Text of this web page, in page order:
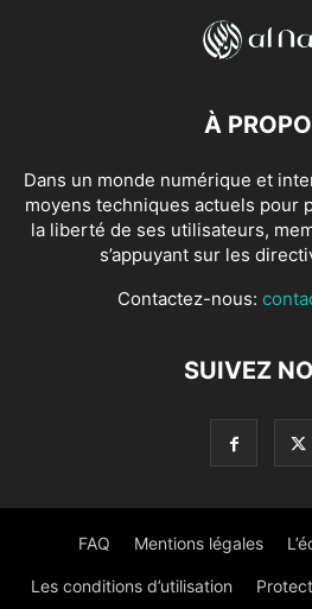
À
Dans un monde numérique et
moyens techniques actuels pour
la liberté de ses utilisateurs,
s’appuyant sur les
Contactez-nous:
SUIVEZ
FAQ Mentions légales
Les conditions d’utilisation